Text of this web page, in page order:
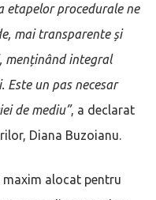
etapelor procedurale ne
mai transparente și
menținând integral
Este un pas necesar
de mediu”, a declarat
Diana Buzoianu.
alocat pentru